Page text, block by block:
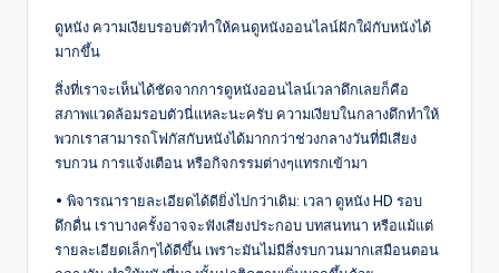
ดูหนัง ความเงียบรอบตัวทำให้คนดูหนังออนไลน์ฝักใฝ่กับหนังได้
มากขึ้น
สิ่งที่เราจะเห็นได้ชัดจากการดูหนังออนไลน์เวลาดึกเลยก็คือ
สภาพแวดล้อมรอบตัวนี่แหละนะครับ ความเงียบในกลางดึกทำให้
พวกเราสามารถโฟกัสกับหนังได้มากกว่าช่วงกลางวันที่มีเสียง
รบกวน การแจ้งเตือน หรือกิจกรรมต่างๆแทรกเข้ามา
• พิจารณารายละเอียดได้ดียิ่งไปกว่าเดิม: เวลา ดูหนัง HD รอบ
ดึกดื่น เราบางครั้งอาจจะฟังเสียงประกอบ บทสนทนา หรือแม้แต่
รายละเอียดเล็กๆได้ดีขึ้น เพราะมันไม่มีสิ่งรบกวนมากเสมือนตอน